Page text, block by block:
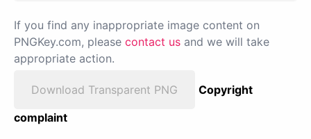
If you find any inappropriate image content on
PNGKey.com, please contact us and we will take
appropriate action.
Download Transparent PNG
Copyright
complaint